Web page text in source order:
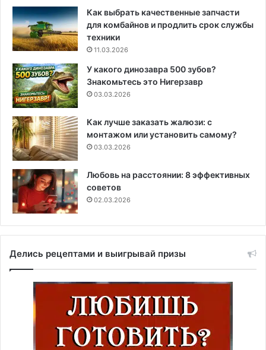
Как выбрать качественные запчасти
для комбайнов и продлить срок службы
техники
11.03.2026
У какого динозавра 500 зубов?
Знакомьтесь это Нигерзавр
03.03.2026
Как лучше заказать жалюзи: с
монтажом или установить самому?
03.03.2026
Любовь на расстоянии: 8 эффективных
советов
02.03.2026
Делись рецептами и выигрывай призы